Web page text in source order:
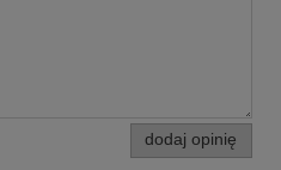
dodaj opinię